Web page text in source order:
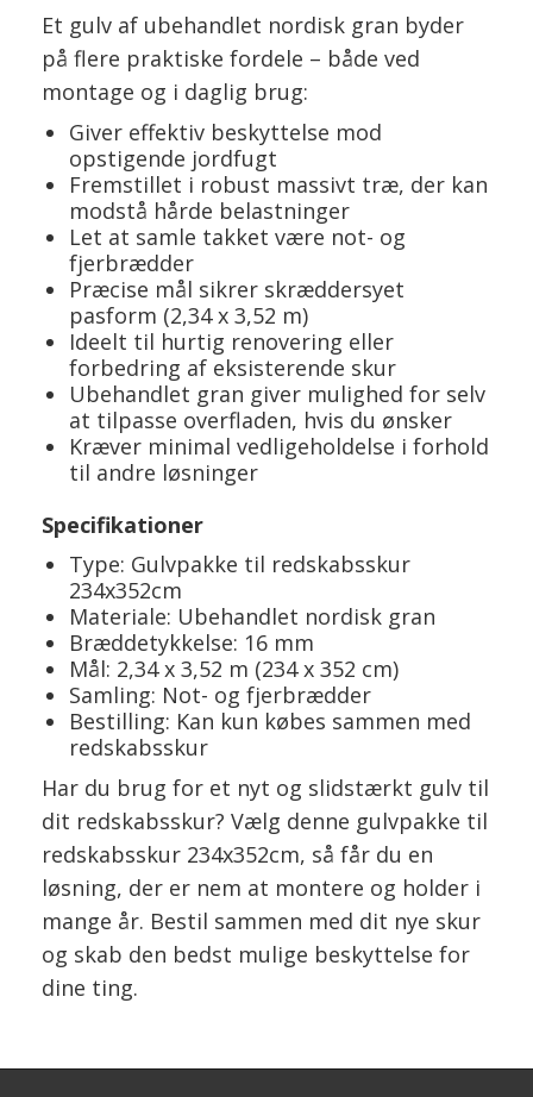
Et gulv af ubehandlet nordisk gran byder
på flere praktiske fordele – både ved
montage og i daglig brug:
Giver effektiv beskyttelse mod
opstigende jordfugt
Fremstillet i robust massivt træ, der kan
modstå hårde belastninger
Let at samle takket være not- og
fjerbrædder
Præcise mål sikrer skræddersyet
pasform (2,34 x 3,52 m)
Ideelt til hurtig renovering eller
forbedring af eksisterende skur
Ubehandlet gran giver mulighed for selv
at tilpasse overfladen, hvis du ønsker
Kræver minimal vedligeholdelse i forhold
til andre løsninger
Specifikationer
Type: Gulvpakke til redskabsskur
234x352cm
Materiale: Ubehandlet nordisk gran
Bræddetykkelse: 16 mm
Mål: 2,34 x 3,52 m (234 x 352 cm)
Samling: Not- og fjerbrædder
Bestilling: Kan kun købes sammen med
redskabsskur
Har du brug for et nyt og slidstærkt gulv til
dit redskabsskur? Vælg denne gulvpakke til
redskabsskur 234x352cm, så får du en
løsning, der er nem at montere og holder i
mange år. Bestil sammen med dit nye skur
og skab den bedst mulige beskyttelse for
dine ting.